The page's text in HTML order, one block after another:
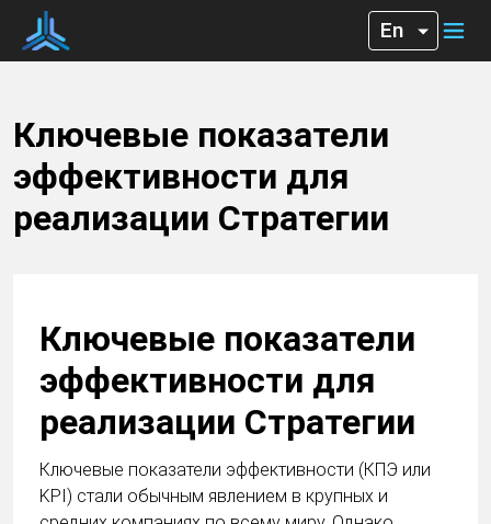
Ключевые показатели
эффективности для
реализации Стратегии
Ключевые показатели
эффективности для
реализации Стратегии
Ключевые показатели эффективности (КПЭ или
KPI) стали обычным явлением в крупных и